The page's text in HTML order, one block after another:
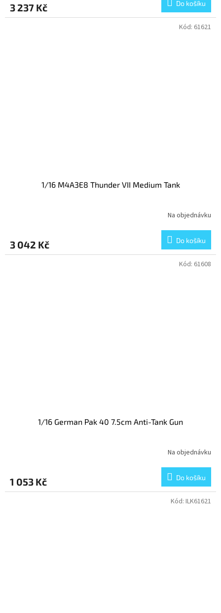
3 237 Kč Do košíku
1/16 M4A3E8 Thunder VII Medium Tank
Na objednávku
3 042 Kč Do košíku
Kód: 61621
1/16 German Pak 40 7.5cm Anti-Tank Gun
Na objednávku
1 053 Kč Do košíku
Kód: 61608
Kód: ILK61621